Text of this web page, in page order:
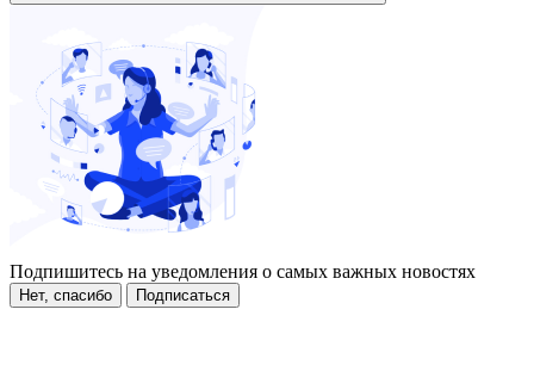
Подпишитесь на уведомления о самых важных новостях
Нет, спасибо Подписаться